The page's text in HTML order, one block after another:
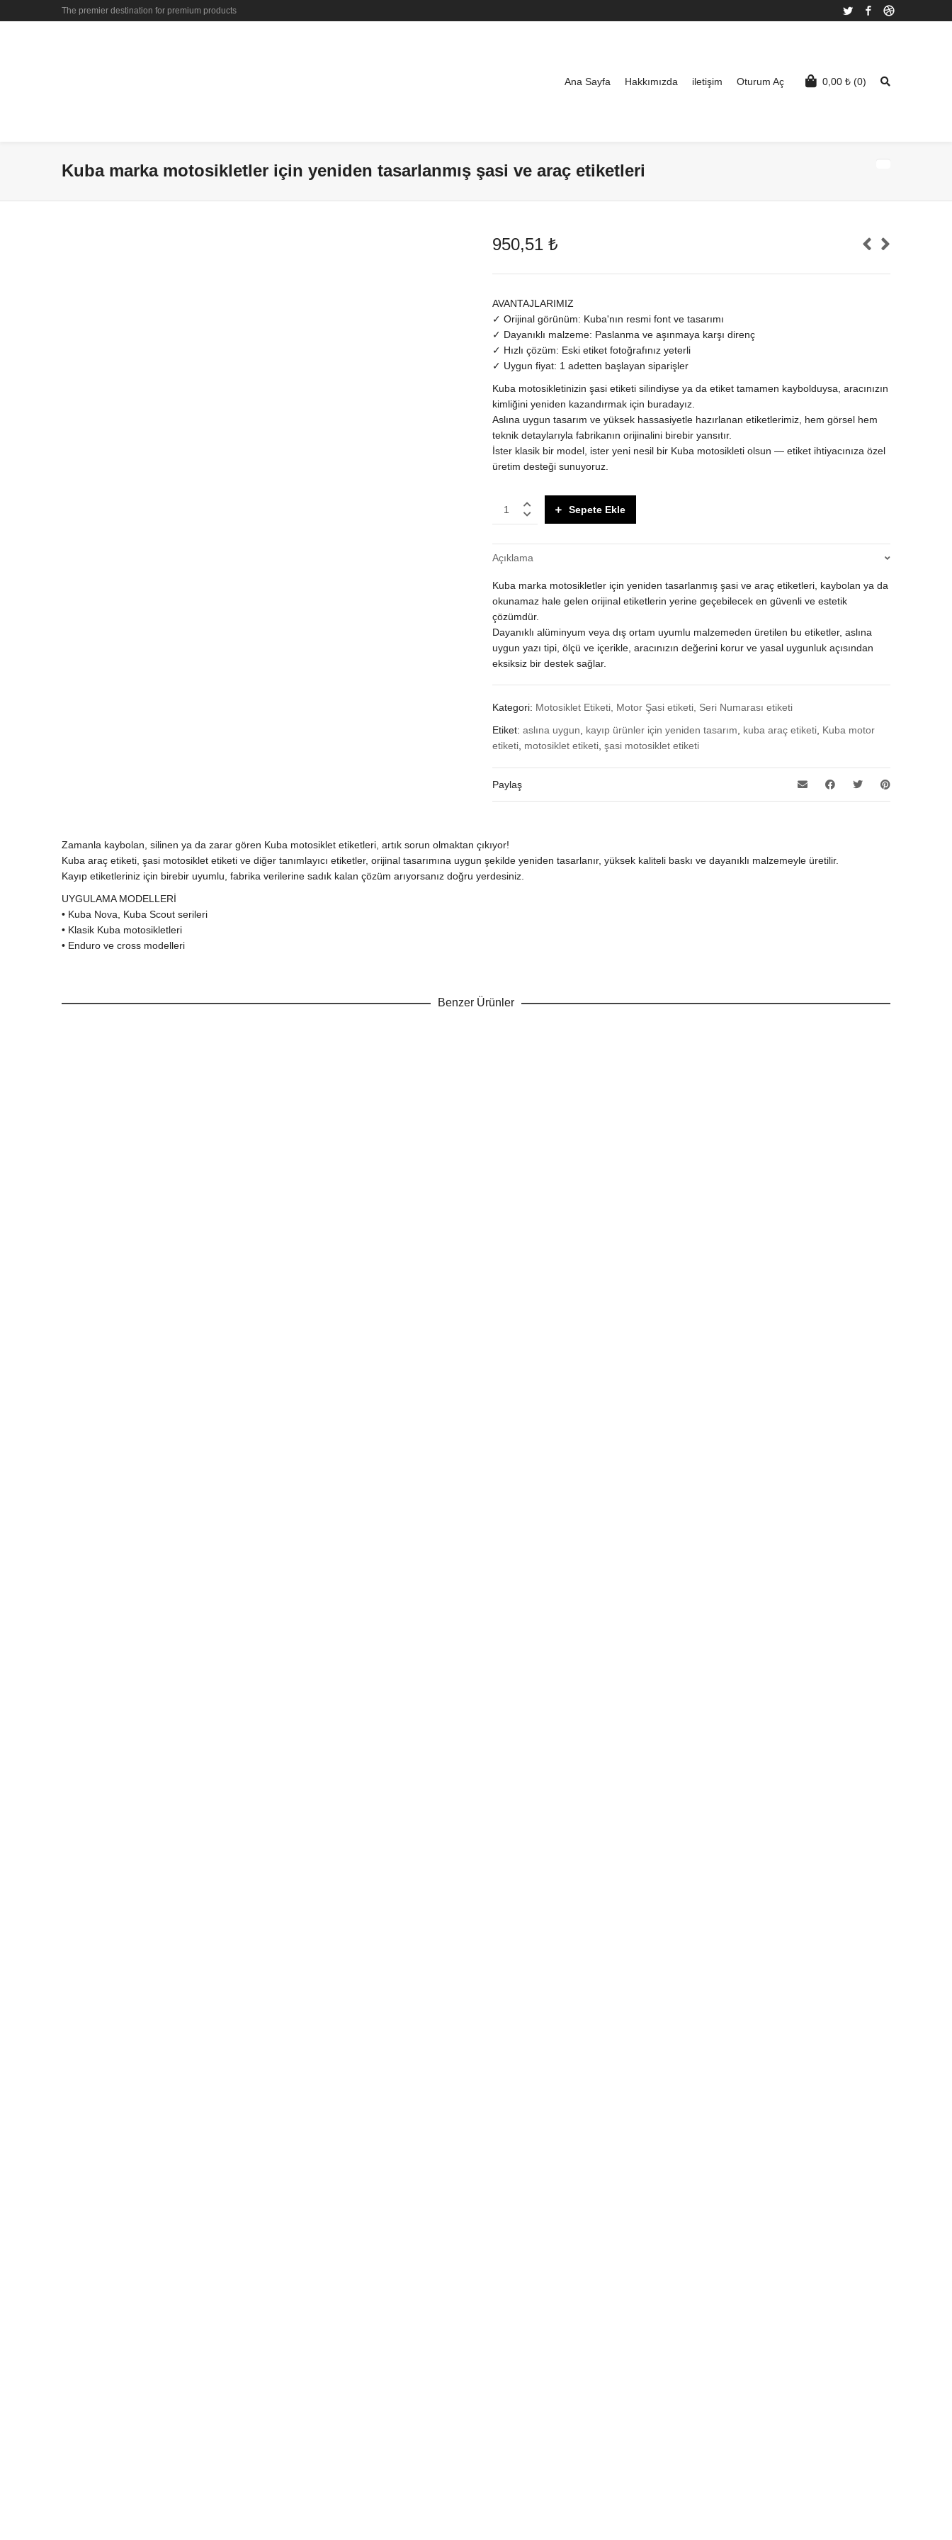
The premier destination for premium products Twitter Facebook
0,00 ₺ (0)
Ana Sayfa Hakkımızda iletişim Oturum Aç
Kuba marka motosikletler için yeniden tasarlanmış şasi ve araç etiketleri
950,51₺
AVANTAJLARIMIZ
✓ Orijinal görünüm: Kuba'nın resmi font ve tasarımı
✓ Dayanıklı malzeme: Paslanma ve aşınmaya karşı direnç
✓ Hızlı çözüm: Eski etiket fotoğrafınız yeterli
✓ Uygun fiyat: 1 adetten başlayan siparişler
Kuba motosikletinizin şasi etiketi silindiyse ya da etiket tamamen kaybolduysa, aracınızın
kimliğini yeniden kazandırmak için buradayız.
Aslına uygun tasarım ve yüksek hassasiyetle hazırlanan etiketlerimiz, hem görsel hem
teknik detaylarıyla fabrikanın orijinalini birebir yansıtır.
İster klasik bir model, ister yeni nesil bir Kuba motosikleti olsun — etiket ihtiyacınıza özel
üretim desteği sunuyoruz.
araç
şasi
motosiklet
quantity
Sepete Ekle
Açıklama
Kuba marka motosikletler için yeniden tasarlanmış şasi ve araç etiketleri, kaybolan ya da
okunamaz hale gelen orijinal etiketlerin yerine geçebilecek en güvenli ve estetik
çözümdür.
Dayanıklı alüminyum veya dış ortam uyumlu malzemeden üretilen bu etiketler, aslına
uygun yazı tipi, ölçü ve içerikle, aracınızın değerini korur ve yasal uygunluk açısından
eksiksiz bir destek sağlar.
Kategori: Motosiklet Etiketi, Motor Şasi etiketi, Seri Numarası etiketi
Etiket:aslına uygun kayıp ürünler için yeniden tasarım kuba araç etiketi Kuba motor
etiketi motosiklet etiketi ,şasi motosiklet etiketi
Paylaş
Zamanla kaybolan, silinen ya da zarar gören Kuba motosiklet etiketleri, artık sorun olmaktan çıkıyor!
Kuba araç etiketi, şasi motosiklet etiketi ve diğer tanımlayıcı etiketler, orijinal tasarımına uygun şekilde yeniden tasarlanır, yüksek kaliteli baskı ve dayanıklı malzemeyle üretilir.
Kayıp etiketleriniz için birebir uyumlu, fabrika verilerine sadık kalan çözüm arıyorsanız doğru yerdesiniz.
UYGULAMA MODELLERİ
• Kuba Nova, Kuba Scout serileri
• Klasik Kuba motosikletleri
• Enduro ve cross modelleri
Benzer Ürünler